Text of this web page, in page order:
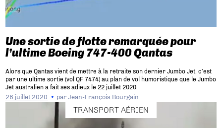
Une sortie de flotte remarquée pour
l’ultime Boeing 747-400 Qantas
Alors que Qantas vient de mettre à la retraite son dernier Jumbo Jet, c’est
par une ultime sortie (vol QF 7474) au plan de vol humoristique que le Jumbo
Jet australien a fait ses adieux le 22 juillet 2020.
26 juillet 2020 parJean-François Bourgain
TRANSPORT AÉRIEN